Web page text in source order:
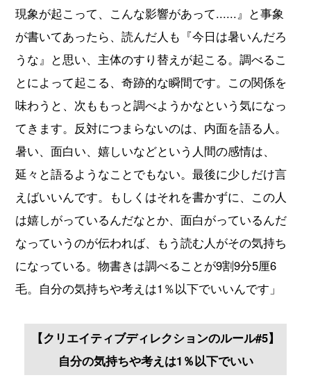
現象が起こって、こんな影響があって......』と事象
が書いてあったら、読んだ人も『今日は暑いんだろ
うな』と思い、主体のすり替えが起こる。調べるこ
とによって起こる、奇跡的な瞬間です。この関係を
味わうと、次ももっと調べようかなという気になっ
てきます。反対につまらないのは、内面を語る人。
暑い、面白い、嬉しいなどという人間の感情は、
延々と語るようなことでもない。最後に少しだけ言
えばいいんです。もしくはそれを書かずに、この人
は嬉しがっているんだなとか、面白がっているんだ
なっていうのが伝われば、もう読む人がその気持ち
になっている。物書きは調べることが9割9分5厘6
毛。自分の気持ちや考えは1％以下でいいんです」
【クリエイティブディレクションのルール#5】
自分の気持ちや考えは1％以下でいい